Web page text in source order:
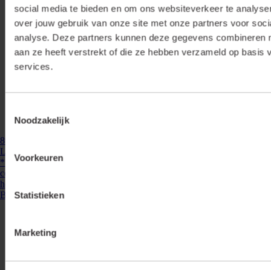
social media te bieden en om ons websiteverkeer te
over jouw gebruik van onze site met onze partners voor
analyse. Deze partners kunnen deze gegevens combineren
aan ze heeft verstrekt of die ze hebben verzameld op basis
services.
Noodzakelijk
Voorkeuren
Statistieken
Marketing
890300
Lumiko Pulsdimmer inbouw Bikkel G3 200W LED | 890300
***VERNIEUWD MODEL ***De Bikkel G3 is een intelligente, zeer
compacte LED inbouwdimmer met uitgebreide bedieningsopties. Door
het compacte formaat kan hij ...
Bekijken